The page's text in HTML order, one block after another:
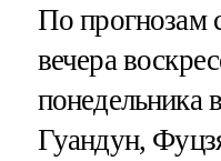
По прогнозам
вечера
понедельника
Гуандун,